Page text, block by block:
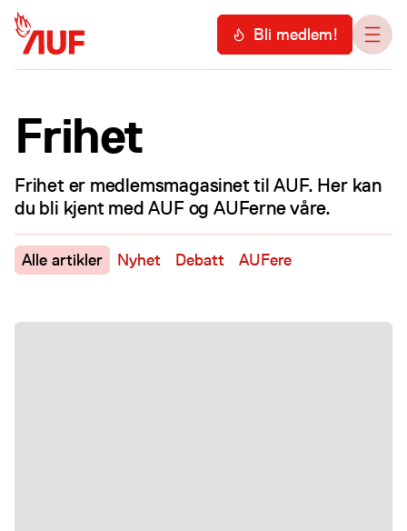
Hopp til hovedinnhold MenyBli medlem!
Frihet
Frihet er medlemsmagasinet til AUF. Her kan
du bli kjent med AUF og AUFerne våre.
Alle artikler Nyhet Debatt AUFere